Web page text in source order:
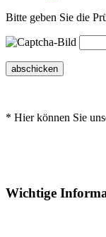
Bitte geben Sie die
abschicken
* Hier können Sie
Wichtige